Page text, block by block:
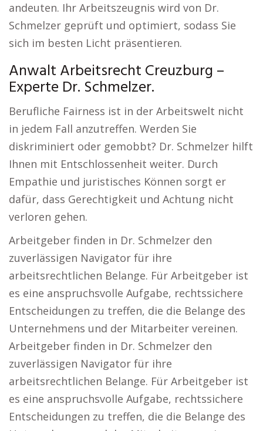
andeuten. Ihr Arbeitszeugnis wird von Dr.
Schmelzer geprüft und optimiert, sodass Sie
sich im besten Licht präsentieren.
Anwalt Arbeitsrecht Creuzburg –
Experte Dr. Schmelzer.
Berufliche Fairness ist in der Arbeitswelt nicht
in jedem Fall anzutreffen. Werden Sie
diskriminiert oder gemobbt? Dr. Schmelzer hilft
Ihnen mit Entschlossenheit weiter. Durch
Empathie und juristisches Können sorgt er
dafür, dass Gerechtigkeit und Achtung nicht
verloren gehen.
Arbeitgeber finden in Dr. Schmelzer den
zuverlässigen Navigator für ihre
arbeitsrechtlichen Belange. Für Arbeitgeber ist
es eine anspruchsvolle Aufgabe, rechtssichere
Entscheidungen zu treffen, die die Belange des
Unternehmens und der Mitarbeiter vereinen.
Arbeitgeber finden in Dr. Schmelzer den
zuverlässigen Navigator für ihre
arbeitsrechtlichen Belange. Für Arbeitgeber ist
es eine anspruchsvolle Aufgabe, rechtssichere
Entscheidungen zu treffen, die die Belange des